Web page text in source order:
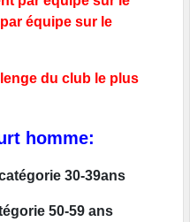
équipe sur le
du club le plus
homme:
30-39ans
50-59 ans